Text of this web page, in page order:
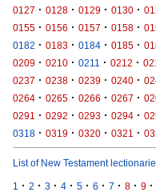
0127 · 0128 · 0129 · 0130 ·
0155 · 0156 · 0157 · 0158 ·
0182 · 0183 · 0184 · 0185 ·
0209 · 0210 · 0211 · 0212 ·
0237 · 0238 · 0239 · 0240 ·
0264 · 0265 · 0266 · 0267 ·
0291 · 0292 · 0293 · 0294 ·
0318 · 0319 · 0320 · 0321 ·
List of New Testament
1 · 2 · 3 · 4 · 5 · 6 · 7 · 8 · 9 ·